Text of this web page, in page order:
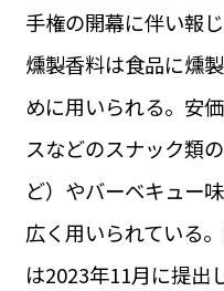
グルメ
LIFE STYLE
BUSINESS
ビジネス・キャリア
INFOS PRATIQUES
手権の開幕に伴い報
燻製香料は食品に燻
めに用いられる。安
スなどのスナック類
ど）やバーベキュー
広く用いられている
は2023年11月に提出